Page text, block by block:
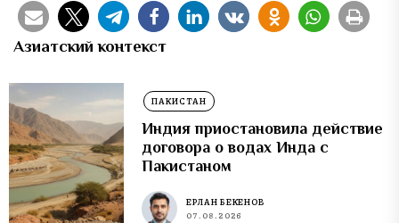
Азиатский контекст
ПАКИСТАН
Индия приостановила действие
договора о водах Инда с
Пакистаном
ЕРЛАН БЕКЕНОВ
07.08.2026